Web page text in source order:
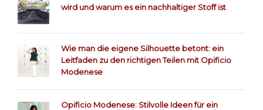
wird und warum es ein nachhaltiger Stoff ist
Wie man die eigene Silhouette betont: ein
Leitfaden zu den richtigen Teilen mit Opificio
Modenese
Opificio Modenese: Stilvolle Ideen für ein